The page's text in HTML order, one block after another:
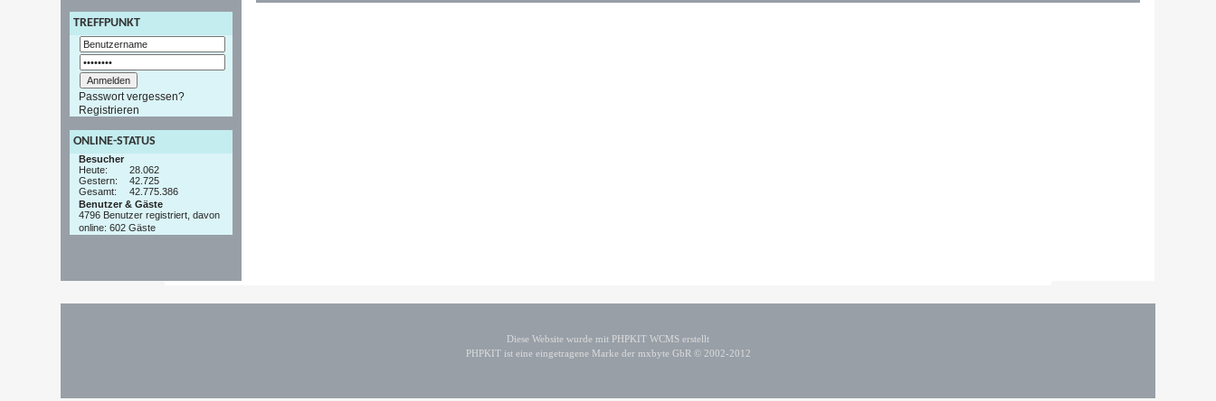
TREFFPUNKT
Passwort vergessen?
Registrieren
ONLINE-STATUS
Besucher
Heute:
28.062
Gestern:
42.725
Gesamt:
42.775.386
Benutzer & Gäste
4796 Benutzer registriert, davon
online: 602 Gäste
Diese Website wurde mit PHPKIT WCMS erstellt
PHPKIT ist eine eingetragene Marke der mxbyte GbR © 2002-2012